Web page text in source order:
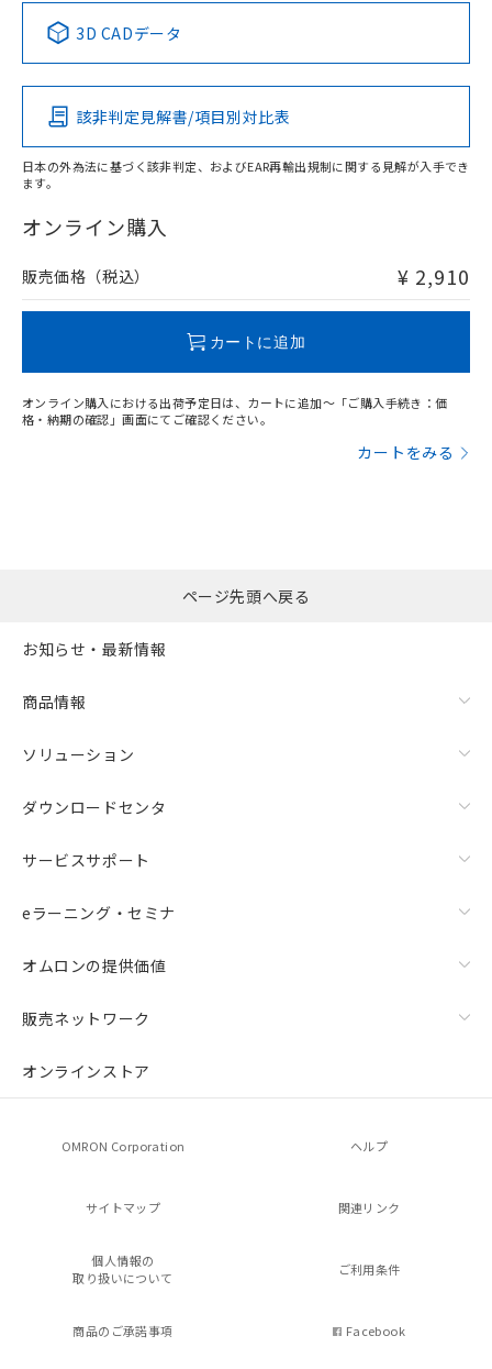
Pb Hg Cd Cr(VI)
O
在庫等で未対応品が混在する可能性があります。
問い合わせください。
この製品の規格認証/適合状況ページへ
その他の認証はこちらのページからご検索ください
3D CADデータ
該非判定見解書/項目別対比表
日本の外為法に基づく該非判定、およびEAR再輸出規制に関する見解が入手でき
ます。
オンライン購入
販売価格（税込） ¥ 2,910
カートに追加
オンライン購入における出荷予定日は、カートに追加～「ご購入手続き：価
格・納期の確認」画面にてご確認ください。
カートをみる
ページ先頭へ戻る
お知らせ・最新情報
商品情報
ソリューション
ダウンロードセンタ
サービスサポート
eラーニング・セミナ
オムロンの提供価値
販売ネットワーク
オンラインストア
OMRON Corporation ヘルプ
サイトマップ 関連リンク
個人情報の
取り扱いについて
ご利用条件
商品のご承諾事項 Facebook